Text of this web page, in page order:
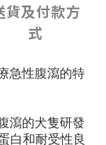
貨及付款方
式
急性腹瀉的特
瀉的犬隻研發
白和耐受性良